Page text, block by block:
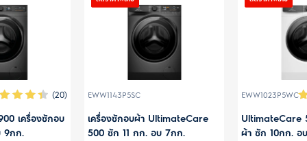
EWW1143P5SC
เครื่องซักอบผ้า UltimateCare
500 ซัก 11 กก. อบ 7กก.
(9)
UltimateCare 500 เครื่องซักอบ
ผ้า ซัก 10กก. อบ 7กก.